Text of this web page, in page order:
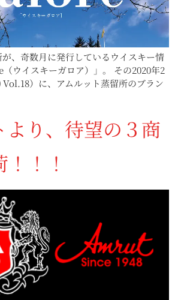
、奇数月に発行しているウイスキー情
ウイスキーガロア）」。 その2020年2
）に、アムルット蒸留所のブラン
より、待望の３商
！！